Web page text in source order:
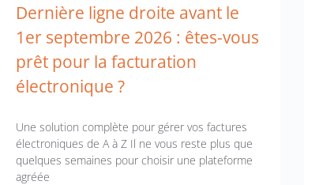
Dernière ligne droite avant le
1er septembre 2026 : êtes-vous
prêt pour la facturation
électronique ?
Une solution complète pour gérer vos factures
électroniques de A à Z Il ne vous reste plus que
quelques semaines pour choisir une plateforme
agréée